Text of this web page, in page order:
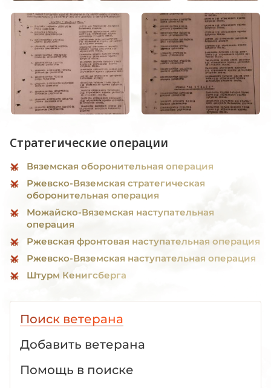
Стратегические операции
Вяземская оборонительная операция
Ржевско-Вяземская стратегическая
оборонительная операция
Можайско-Вяземская наступательная
операция
Ржевская фронтовая наступательная операция
Ржевско-Вяземская наступательная операция
Штурм Кенигсберга
Поиск ветерана
Добавить ветерана
Помощь в поиске